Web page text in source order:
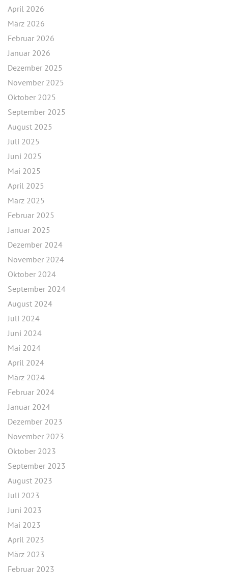
April 2026
März 2026
Februar 2026
Januar 2026
Dezember 2025
November 2025
Oktober 2025
September 2025
August 2025
Juli 2025
Juni 2025
Mai 2025
April 2025
März 2025
Februar 2025
Januar 2025
Dezember 2024
November 2024
Oktober 2024
September 2024
August 2024
Juli 2024
Juni 2024
Mai 2024
April 2024
März 2024
Februar 2024
Januar 2024
Dezember 2023
November 2023
Oktober 2023
September 2023
August 2023
Juli 2023
Juni 2023
Mai 2023
April 2023
März 2023
Februar 2023